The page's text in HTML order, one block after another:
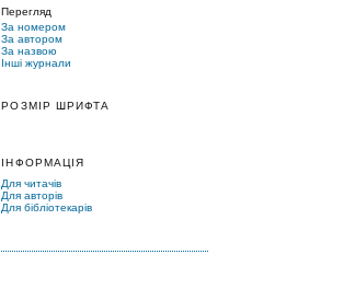
Перегляд
За номером
За автором
За назвою
Інші журнали
РОЗМІР ШРИФТА
ІНФОРМАЦІЯ
Для читачів
Для авторів
Для бібліотекарів